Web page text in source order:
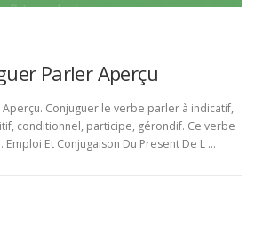
Parler Aperçu
Aperçu. Conjuguer le verbe parler à indicatif,
conditionnel, participe, gérondif. Ce verbe
Et Conjugaison Du Present De L …